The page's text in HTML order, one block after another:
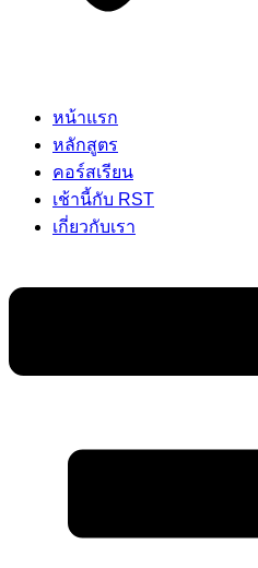
หน้าแรก
หลักสูตร
คอร์สเรียน
เช้านี้กับ RST
เกี่ยวกับเรา